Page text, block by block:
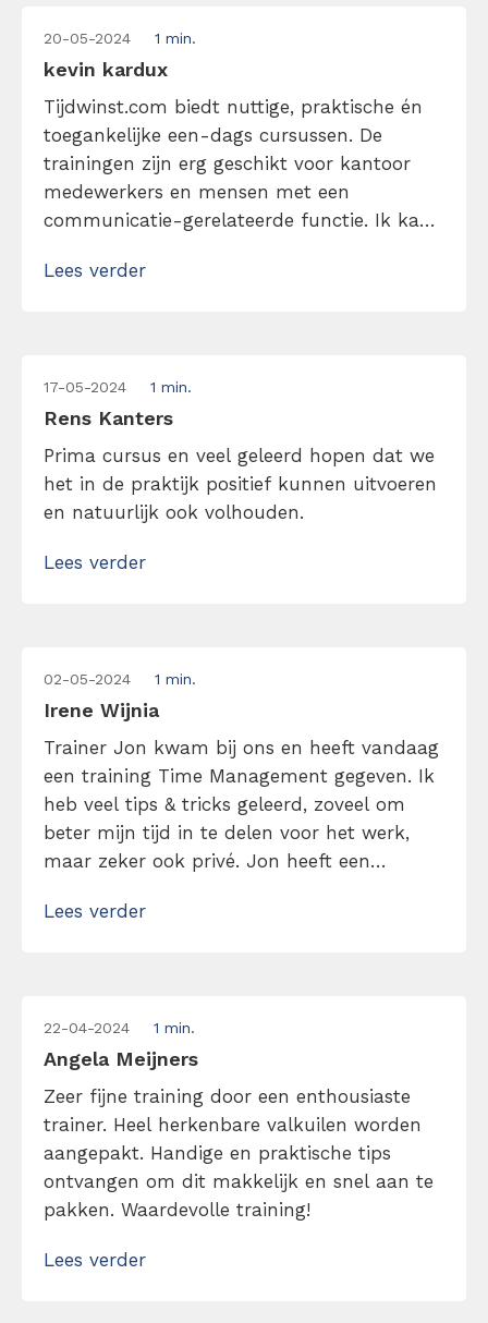
20-05-2024 1 min.
kevin kardux
Tijdwinst.com biedt nuttige, praktische én
toegankelijke een-dags cursussen. De
trainingen zijn erg geschikt voor kantoor
medewerkers en mensen met een
communicatie-gerelateerde functie. Ik kan
Lees verder
17-05-2024 1 min.
Rens Kanters
Prima cursus en veel geleerd hopen dat we
het in de praktijk positief kunnen uitvoeren
en natuurlijk ook volhouden.
Lees verder
02-05-2024 1 min.
Irene Wijnia
Trainer Jon kwam bij ons en heeft vandaag
een training Time Management gegeven. Ik
heb veel tips & tricks geleerd, zoveel om
beter mijn tijd in te delen voor het werk,
maar zeker ook privé. Jon heeft een
mensen goed aan en noemt ze bij naam.
Lees verder
22-04-2024 1 min.
Angela Meijners
Zeer fijne training door een enthousiaste
trainer. Heel herkenbare valkuilen worden
aangepakt. Handige en praktische tips
ontvangen om dit makkelijk en snel aan te
pakken. Waardevolle training!
Lees verder